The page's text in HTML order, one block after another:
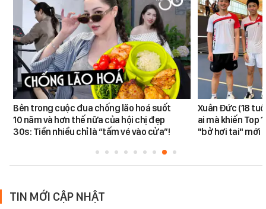
Bên trong cuộc đua chống lão hoá suốt
10 năm và hơn thế nữa của hội chị đẹp
30s: Tiền nhiều chỉ là “tấm vé vào cửa”!
Xuân Đức (18
ai mà khiến Top
"bở hơi tai" mới
TIN MỚI CẬP NHẬT